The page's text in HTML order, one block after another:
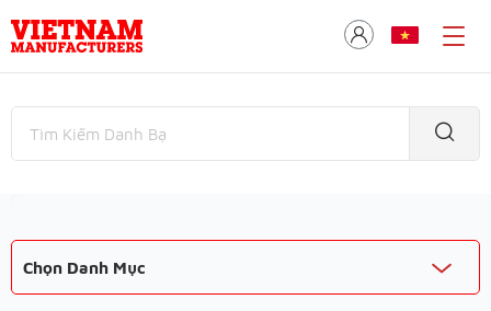
Chọn Danh Mục